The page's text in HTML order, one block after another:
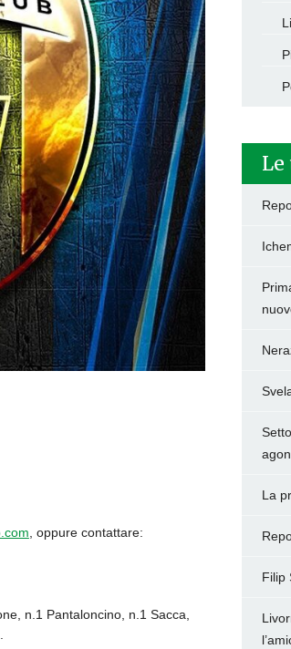
, oppure contattare:
n.1 Pantaloncino, n.1 Sacca,
La
Filip